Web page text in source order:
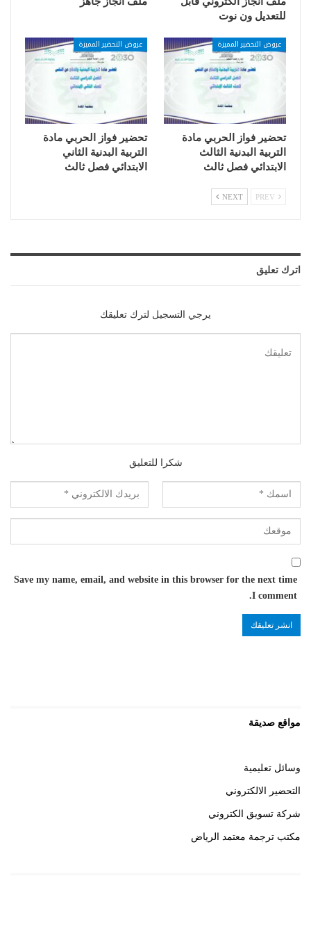
للتعديل ون نوت
عروض التحضير المميزة
تحضير فواز الحربي مادة
التربية البدنية الثالث
الابتدائي فصل ثالث
عروض التحضير المميزة
تحضير فواز الحربي مادة
التربية البدنية الثاني
الابتدائي فصل ثالث
NEXT
اترك تعليق
يرجي التسجيل لترك تعليقك
شكرا للتعليق
Save my name, email, and website in this browser for the next time
I comment.
مواقع صديقة
وسائل تعليمية
التحضير الالكتروني
شركة تسويق الكتروني
مكتب ترجمة معتمد الرياض